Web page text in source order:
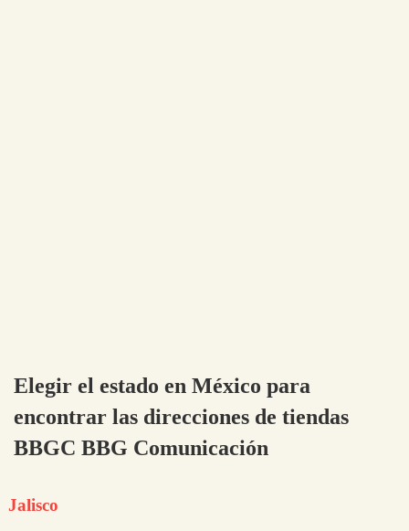
Elegir el estado en México para
encontrar las direcciones de tiendas
BBGC BBG Comunicación
Jalisco